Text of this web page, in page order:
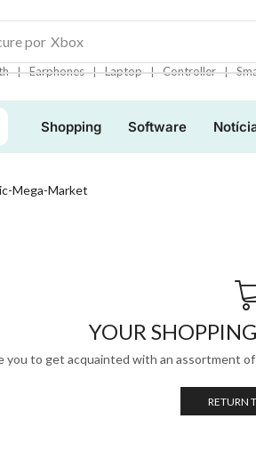
por iPad
❘ Earphones ❘ Laptop ❘ Controller ❘
Shopping Software
Mega-Market
YOUR
you to get acquainted with an assortment
RETURN